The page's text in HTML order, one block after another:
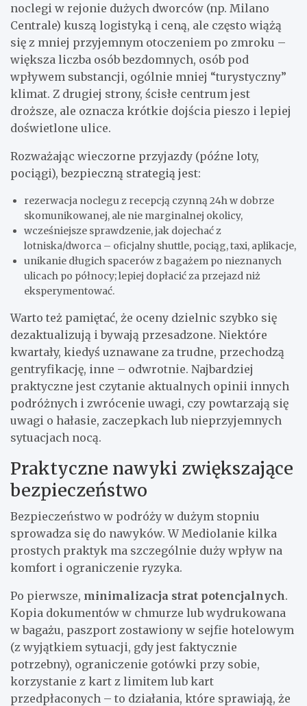
noclegi w rejonie dużych dworców (np. Milano
Centrale) kuszą logistyką i ceną, ale często wiążą
się z mniej przyjemnym otoczeniem po zmroku –
większa liczba osób bezdomnych, osób pod
wpływem substancji, ogólnie mniej “turystyczny”
klimat. Z drugiej strony, ścisłe centrum jest
droższe, ale oznacza krótkie dojścia pieszo i lepiej
doświetlone ulice.
Rozważając wieczorne przyjazdy (późne loty,
pociągi), bezpieczną strategią jest:
rezerwacja noclegu z recepcją czynną 24h w dobrze
skomunikowanej, ale nie marginalnej okolicy,
wcześniejsze sprawdzenie, jak dojechać z
lotniska/dworca – oficjalny shuttle, pociąg, taxi, aplikacje,
unikanie długich spacerów z bagażem po nieznanych
ulicach po północy; lepiej dopłacić za przejazd niż
eksperymentować.
Warto też pamiętać, że oceny dzielnic szybko się
dezaktualizują i bywają przesadzone. Niektóre
kwartały, kiedyś uznawane za trudne, przechodzą
gentryfikację, inne – odwrotnie. Najbardziej
praktyczne jest czytanie aktualnych opinii innych
podróżnych i zwrócenie uwagi, czy powtarzają się
uwagi o hałasie, zaczepkach lub nieprzyjemnych
sytuacjach nocą.
Praktyczne nawyki zwiększające
bezpieczeństwo
Bezpieczeństwo w podróży w dużym stopniu
sprowadza się do nawyków. W Mediolanie kilka
prostych praktyk ma szczególnie duży wpływ na
komfort i ograniczenie ryzyka.
Po pierwsze, minimalizacja strat potencjalnych.
Kopia dokumentów w chmurze lub wydrukowana
w bagażu, paszport zostawiony w sejfie hotelowym
(z wyjątkiem sytuacji, gdy jest faktycznie
potrzebny), ograniczenie gotówki przy sobie,
korzystanie z kart z limitem lub kart
przedpłaconych – to działania, które sprawiają, że